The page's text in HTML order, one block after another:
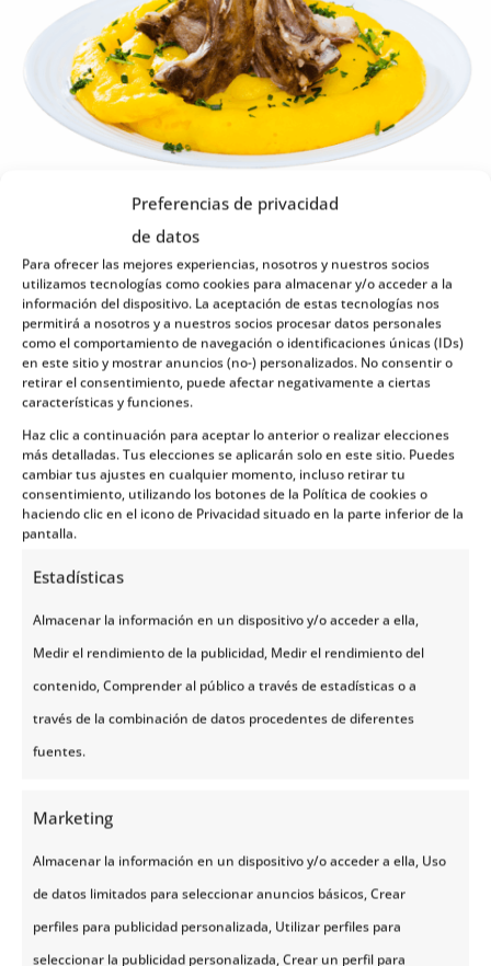
Preferencias de privacidad
de datos
Para ofrecer las mejores experiencias, nosotros y nuestros socios
utilizamos tecnologías como cookies para almacenar y/o acceder a la
información del dispositivo. La aceptación de estas tecnologías nos
permitirá a nosotros y a nuestros socios procesar datos personales
como el comportamiento de navegación o identificaciones únicas (IDs)
en este sitio y mostrar anuncios (no-) personalizados. No consentir o
retirar el consentimiento, puede afectar negativamente a ciertas
características y funciones.
Haz clic a continuación para aceptar lo anterior o realizar elecciones
más detalladas. Tus elecciones se aplicarán solo en este sitio. Puedes
cambiar tus ajustes en cualquier momento, incluso retirar tu
consentimiento, utilizando los botones de la Política de cookies o
haciendo clic en el icono de Privacidad situado en la parte inferior de la
pantalla.
Estadísticas
Almacenar la información en un dispositivo y/o acceder a ella,
Medir el rendimiento de la publicidad, Medir el rendimiento del
contenido, Comprender al público a través de estadísticas o a
través de la combinación de datos procedentes de diferentes
fuentes.
Marketing
Almacenar la información en un dispositivo y/o acceder a ella, Uso
de datos limitados para seleccionar anuncios básicos, Crear
perfiles para publicidad personalizada, Utilizar perfiles para
seleccionar la publicidad personalizada, Crear un perfil para
Pinnekjøtt es otra de las comidas típicas de Noruega
en Navidad, sobre todo, en los fiordos del oeste
(como los fiordos de Hardanger y Sogne, entre
otros).Pinnekjøtt se traduce como «carne de
palo» y proviene, justamente, del método de
cocción usado,que tradicionalmente ha sido
cocinar al vapor la carne en palitos de abedul.
Para preparar Pinnekjøtt, las costillas de cordero se
salan, se secan y luego se hidratan durante 24 horas
en agua fría.
Después de la hidratación se colocan las costillas
sobre palos de abedul, un árbol muy común en los
bosques noruegos. Las ramas de abedul se deben
introducir en el agua que va a producir el vapor con
el que se va a cocinar la carne por unas dos o tres
horas aproximadamente (o hasta que queden
Estas ramas son las responsables del peculiar
sabor de la carne.
Un delicioso plato de Pinnakjøt se puede servir con
salsa de arándanos, con puré de patatas, nabos,